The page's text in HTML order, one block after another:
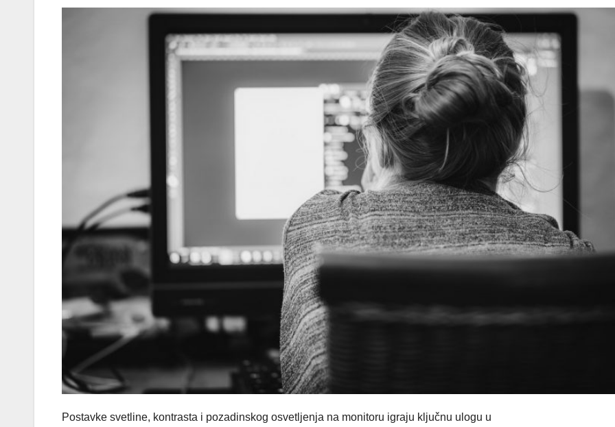
Postavke svetline, kontrasta i pozadinskog osvetljenja na monitoru igraju ključnu ulogu u